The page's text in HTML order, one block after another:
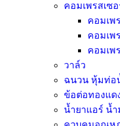
คอมเพรสเซอ
คอมเพ
คอมเพ
คอมเพ
วาล์ว
ฉนวน หุ้มท่อ
ข้อต่อทองแด
น้ำยาแอร์ น้